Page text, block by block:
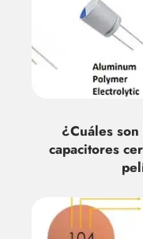
¿Cuáles
capacitores